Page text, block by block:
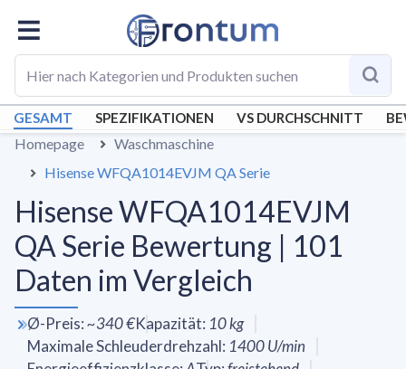
GESAMT SPEZIFIKATIONEN VS DURCHSCHNITT
Homepage
Waschmaschine
Hisense WFQA1014EVJM QA Serie
Hisense WFQA1014EVJM
QA Serie Bewertung | 101
Daten im Vergleich
Ø-Preis:~340 €Kapazität: 10kg
Maximale Schleuderdrehzahl: 1400U/min